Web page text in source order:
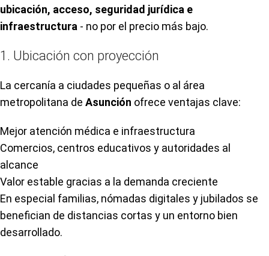
ubicación, acceso, seguridad jurídica e
infraestructura - no por el precio más bajo.
1. Ubicación con proyección
La cercanía a ciudades pequeñas o al área
metropolitana de Asunción ofrece ventajas clave:
Mejor atención médica e infraestructura
Comercios, centros educativos y autoridades al
alcance
Valor estable gracias a la demanda creciente
En especial familias, nómadas digitales y jubilados se
benefician de distancias cortas y un entorno bien
desarrollado.